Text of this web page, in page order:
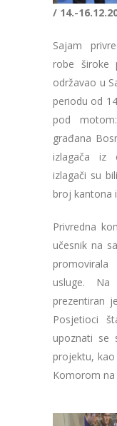
/ 14.-
Sajam
robe široke
održavao u
periodu od
pod
građana
izlagača iz
izlagači su
broj kantona
Privredna
učesnik na
usluge. Na
prezentiran
Posjetioci
upoznati se
projektu,
Komorom na